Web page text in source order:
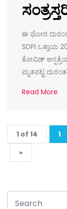
ಈ ಘೋರ
SDPI ಒತ್ತಾಯ
ಕೋವಿಡ್
ಮೃತಪಟ್ಟ
Read More
1 of 14 1
»